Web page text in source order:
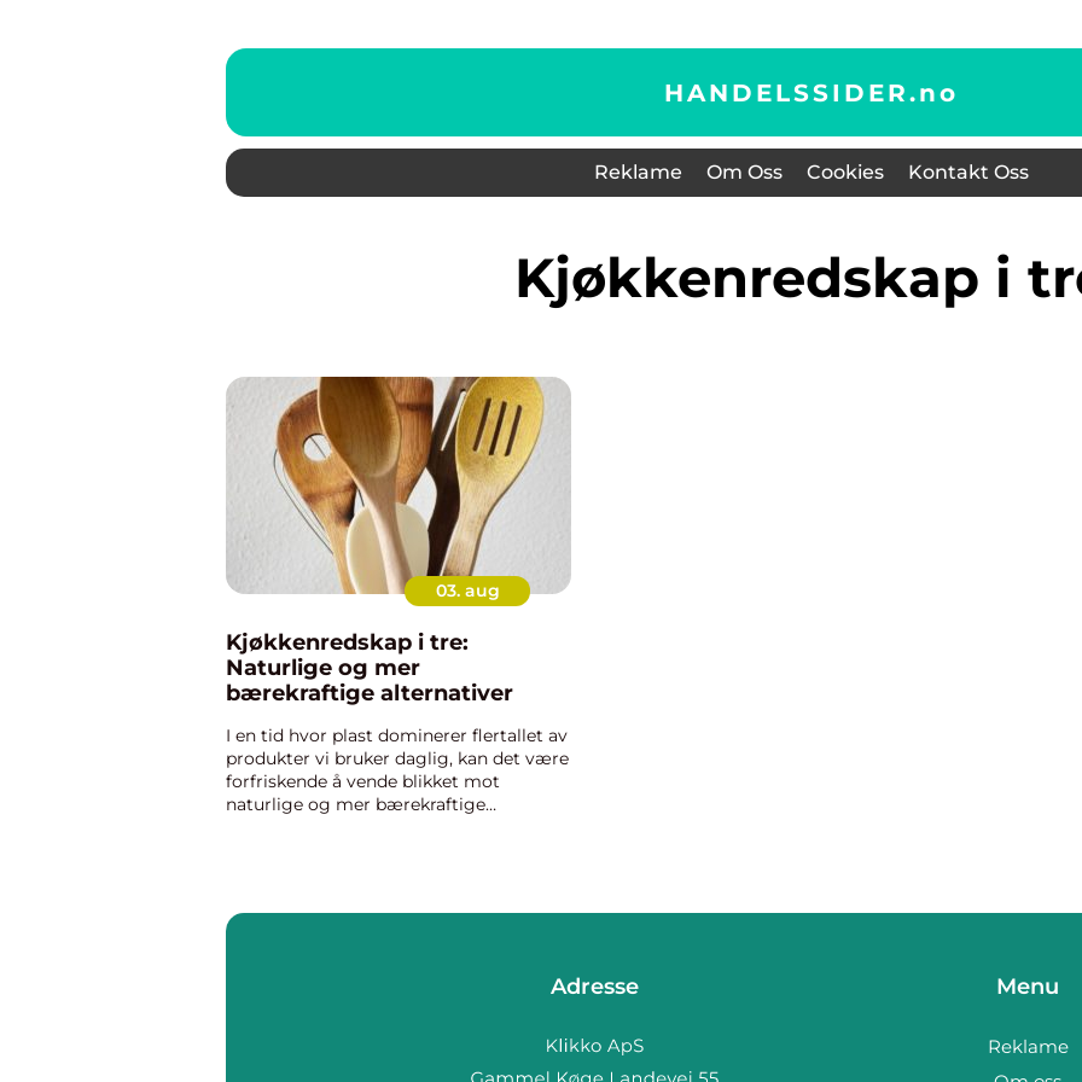
HANDELSSIDER.no
Reklame Om Oss Cookies Kontakt Oss
kjøkkenredskap i
03. aug
Kjøkkenredskap i tre:
Naturlige og mer
bærekraftige alternativer
I en tid hvor plast dominerer flertallet av
produkter vi bruker daglig, kan det være
forfriskende å vende blikket mot
naturlige og mer bærekraftige
Adresse Menu
Reklame